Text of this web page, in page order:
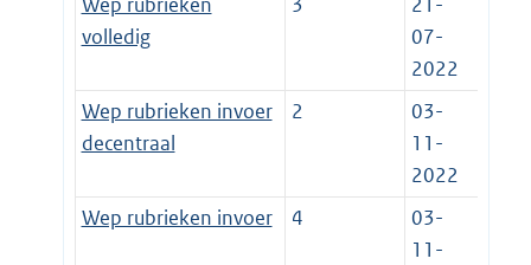
volledig
07-
2022
Wep rubrieken invoer
decentraal
2
03-
11-
2022
Wep rubrieken invoer
4
03-
11-